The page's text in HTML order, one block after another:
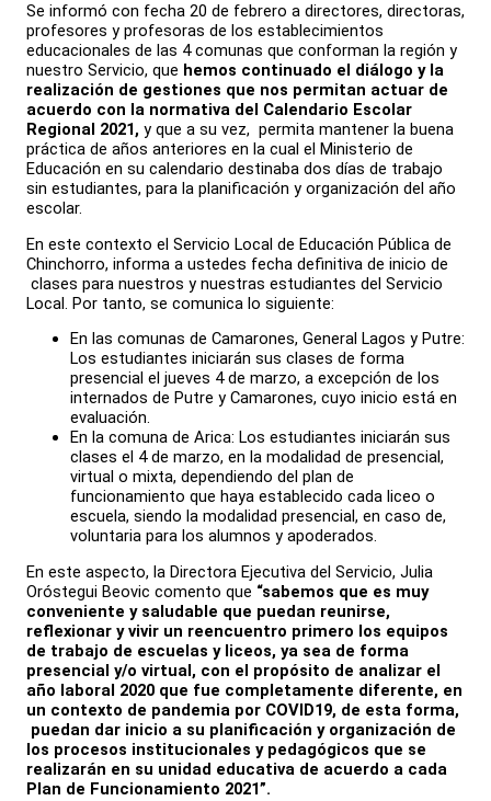
Se informó con fecha 20 de febrero a directores, directoras,
profesores y profesoras de los establecimientos
educacionales de las 4 comunas que conforman la región y
nuestro Servicio, que hemos continuado el diálogo y la
realización de gestiones que nos permitan actuar de
acuerdo con la normativa del Calendario Escolar
Regional 2021, y que a su vez, permita mantener la buena
práctica de años anteriores en la cual el Ministerio de
Educación en su calendario destinaba dos días de trabajo
sin estudiantes, para la planificación y organización del año
escolar.
En este contexto el Servicio Local de Educación Pública de
Chinchorro, informa a ustedes fecha definitiva de inicio de
clases para nuestros y nuestras estudiantes del Servicio
Local. Por tanto, se comunica lo siguiente:
En las comunas de Camarones, General Lagos y Putre:
Los estudiantes iniciarán sus clases de forma
presencial el jueves 4 de marzo, a excepción de los
internados de Putre y Camarones, cuyo inicio está en
evaluación.
En la comuna de Arica: Los estudiantes iniciarán sus
clases el 4 de marzo, en la modalidad de presencial,
virtual o mixta, dependiendo del plan de
funcionamiento que haya establecido cada liceo o
escuela, siendo la modalidad presencial, en caso de,
voluntaria para los alumnos y apoderados.
En este aspecto, la Directora Ejecutiva del Servicio, Julia
Oróstegui Beovic comento que “sabemos que es muy
conveniente y saludable que puedan reunirse,
reflexionar y vivir un reencuentro primero los equipos
de trabajo de escuelas y liceos, ya sea de forma
presencial y/o virtual, con el propósito de analizar el
año laboral 2020 que fue completamente diferente, en
un contexto de pandemia por COVID19, de esta forma,
puedan dar inicio a su planificación y organización de
los procesos institucionales y pedagógicos que se
realizarán en su unidad educativa de acuerdo a cada
Plan de Funcionamiento 2021”.